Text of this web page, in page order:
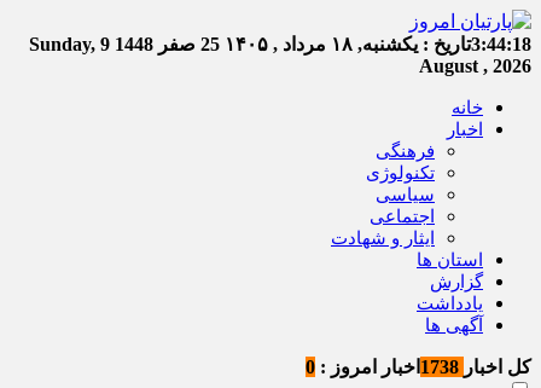
3:44:18تاریخ : یکشنبه, ۱۸ مرداد , ۱۴۰۵ 25 صفر 1448
Sunday, 9
August , 2026
خانه
اخبار
فرهنگی
تکنولوژی
سیاسی
اجتماعی
ایثار و شهادت
استان ها
گزارش
یادداشت
آگهی ها
کل اخبار اخبار امروز : 0